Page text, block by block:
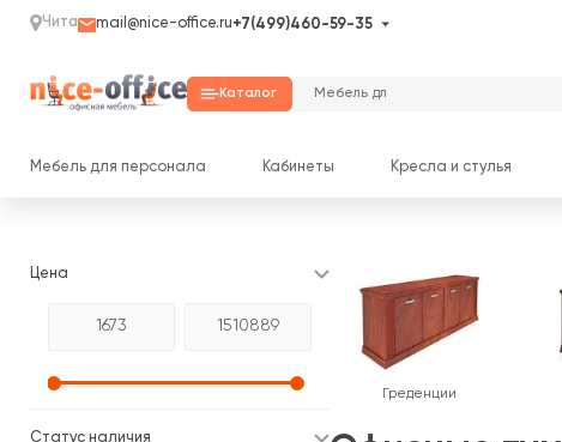
Чита mail@nice-office.ru+7(499)460-59-35
Каталог
Мебель для персонала Кабинеты Кресла и стулья
Цена
Статус наличия
Греденции